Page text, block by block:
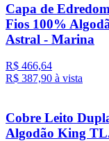
Capa de
Fios 100%
Astral - Marina
R$ 466,64
R$ 387,90 à vista
Cobre Leito
Algodão King